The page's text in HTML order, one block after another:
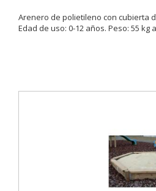
Arenero de polietileno con cubierta
Edad de uso: 0-12 años. Peso: 55 kg